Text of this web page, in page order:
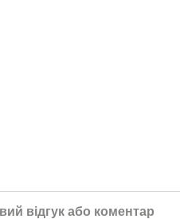
відгук або коментар